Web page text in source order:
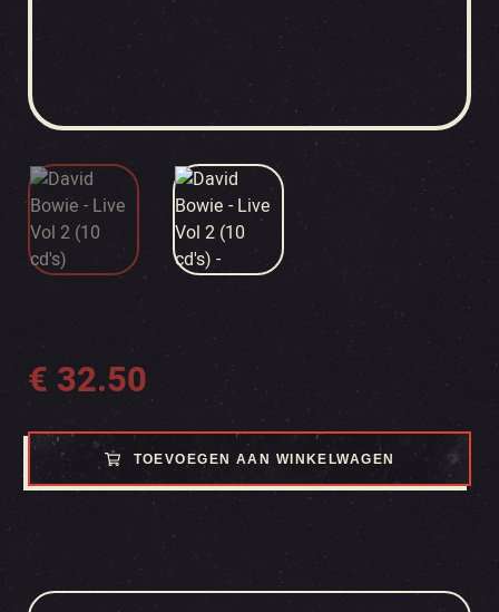
€ 32.50
TOEVOEGEN AAN WINKELWAGEN